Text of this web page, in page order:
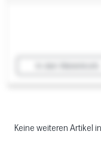
Keine weiteren Artikel